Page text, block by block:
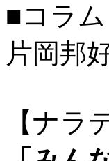
■コラ
片岡邦
【ナラ